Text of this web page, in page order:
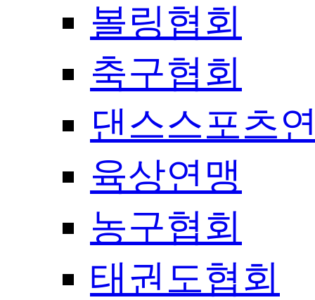
볼링협회
축구협회
댄스스포츠
육상연맹
농구협회
태권도협회